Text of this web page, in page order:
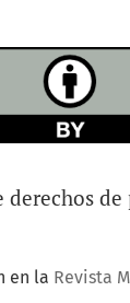
derechos
en la Revista